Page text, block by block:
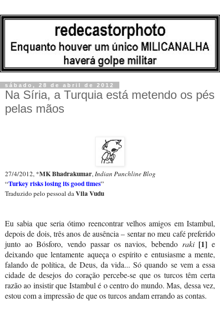
sábado, 28 de abril de 2012
Na Síria, a Turquia está metendo os pés
pelas mãos
27/4/2012, *MK Bhadrakumar,Indian Punchline Blog
“Turkey risks losing its good times”
Traduzido pelo pessoal daVila Vudu
Eu sabia que seria ótimo reencontrar velhos amigos em Istambul,
depois de dois, três anos de ausência – sentar no meu café preferido
junto ao Bósforo, vendo passar os navios, bebendo raki [1] e
deixando que lentamente aqueça o espírito e entusiasme a mente,
falando de política, de Deus, da vida... Só quando se vem a essa
cidade de desejos do coração percebe-se que os turcos têm certa
razão ao insistir que Istambul é o centro do mundo. Mas, dessa vez,
estou com a impressão de que os turcos andam errando as contas.